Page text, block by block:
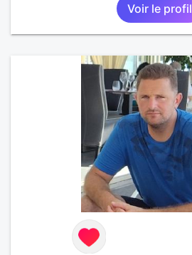
Voir le profil